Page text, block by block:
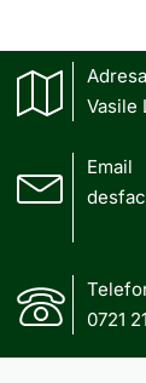
Adresa
Vasile
Email
0721